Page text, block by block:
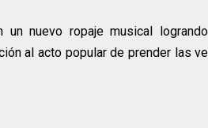
un nuevo ropaje musical
al acto popular de prender las